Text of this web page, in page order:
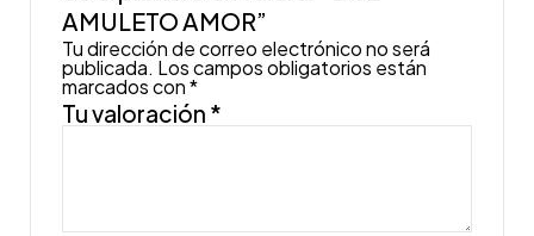
AMULETO AMOR”
Tu dirección de correo electrónico no será
publicada. Los campos obligatorios están
marcados con*
Tu valoración *